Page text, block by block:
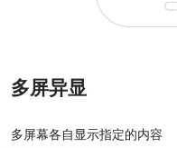
多屏异显
多屏幕各自显示指定的内容